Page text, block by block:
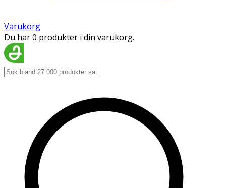
Varukorg
Du har 0 produkter i din varukorg.